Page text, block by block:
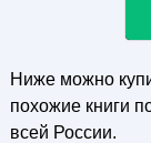
Ниже можно
похожие книги
всей России.